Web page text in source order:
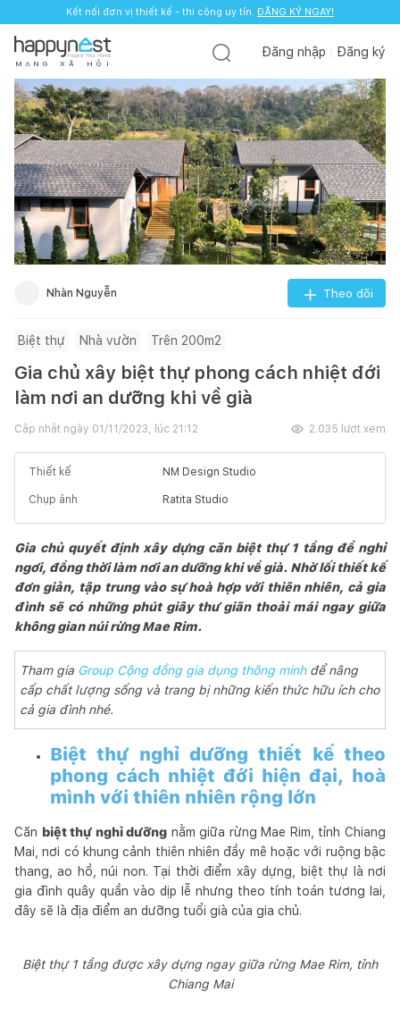
Kết nối đơn vị thiết kế - thi công uy tín. ĐĂNG KÝ NGAY!
M Ạ N G X Ã H Ộ I
Đăng nhập Đăng ký
Nhàn Nguyễn Theo dõi
Biệt thự Nhà vườn Trên 200m2
Gia chủ xây biệt thự phong cách nhiệt đới
làm nơi an dưỡng khi về già
Cập nhật ngày 01/11/2023, lúc 21:12 2.035 lượt xem
Thiết kế NM Design Studio
Chụp ảnh Ratita Studio
Gia chủ quyết định xây dựng căn biệt thự 1 tầng để nghỉ
ngơi, đồng thời làm nơi an dưỡng khi về già. Nhờ lối thiết kế
đơn giản, tập trung vào sự hoà hợp với thiên nhiên, cả gia
đình sẽ có những phút giây thư giãn thoải mái ngay giữa
không gian núi rừng Mae Rim.
Tham gia Group Cộng đồng gia dụng thông minhđể nâng
cấp chất lượng sống và trang bị những kiến thức hữu ích cho
cả gia đình nhé.
Biệt thự nghỉ dưỡng thiết kế theo
phong cách nhiệt đới hiện đại, hoà
mình với thiên nhiên rộng lớn
Căn biệt thự nghỉ dưỡng nằm giữa rừng Mae Rim, tỉnh Chiang
Mai, nơi có khung cảnh thiên nhiên đầy mê hoặc với ruộng bậc
thang, ao hồ, núi non. Tại thời điểm xây dựng, biệt thự là nơi
gia đình quây quần vào dịp lễ nhưng theo tính toán tương lai,
đây sẽ là địa điểm an dưỡng tuổi già của gia chủ.
Biệt thự 1 tầng được xây dựng ngay giữa rừng Mae Rim, tỉnh
Chiang Mai